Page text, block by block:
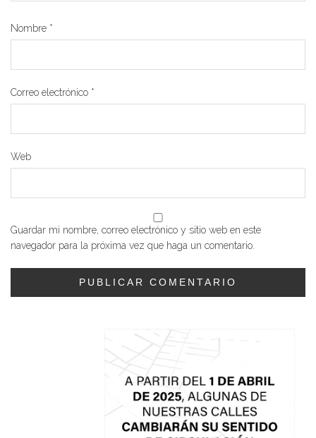
Nombre *
Correo electrónico *
Web
Guardar mi nombre, correo electrónico y sitio web en este
navegador para la próxima vez que haga un comentario.